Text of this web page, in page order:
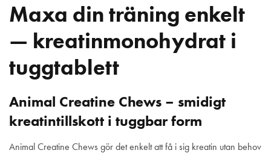
Maxa din träning enkelt
— kreatinmonohydrat i
tuggtablett
Animal Creatine Chews – smidigt
kreatintillskott i tuggbar form
Animal Creatine Chews gör det enkelt att få i sig kreatin utan behov